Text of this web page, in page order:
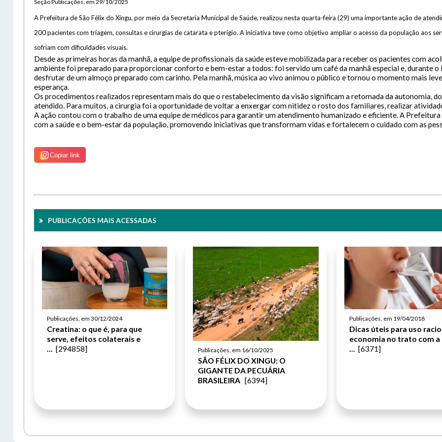
Seção Publicações, em 29/10/2025
A Prefeitura de São Félix do Xingu, por meio da Secretaria Municipal de Saúde, realizou nesta quarta-feira (29) uma importante ação de
200 pacientes com triagem, consultas e cirurgias de catarata e pterígio. A iniciativa teve como objetivo ampliar o acesso da população aos
sofriam com dificuldades visuais.
Desde as primeiras horas da manhã, a equipe de profissionais da saúde esteve mobilizada para receber os pacientes com
ambiente foi preparado para proporcionar conforto e bem-estar a todos: foi servido um café da manhã especial e, durante
desfrutar de um almoço preparado com carinho. Pela manhã, música ao vivo animou o público e tornou o momento mais
esperança.
Os procedimentos realizados representam mais do que o restabelecimento da visão significam a retomada da autonomia,
atendido. Para muitos, a cirurgia foi a oportunidade de voltar a enxergar com nitidez o rosto dos familiares, realizar
A ação contou com o trabalho de uma equipe de médicos para garantir um atendimento humanizado e eficiente. A
com a saúde e o bem-estar da população, promovendo iniciativas que transformam vidas e fortalecem o cuidado com as
Copiar link
PUBLICAÇÕES MAIS ACESSADAS
Publicações, em 30/12/2024
Creatina: o que é, para que
serve, efeitos colaterais e
... [294858] Publicações, em 16/10/2025
SÃO FÉLIX DO XINGU: O
GIGANTE DA PECUÁRIA
BRASILEIRA [6394]
Publicações, em 19/04/2018
Dicas úteis para uso
economia no trato com a
... [6371]
Letra A+ > Aumenta o tamanho da fonte.
Letra A- > Diminui o tamanho da fonte.
Para alterar a cor do layout de escuro para claro e vice versa clique no
Senha Senha
E-Mail: ouvidoria@sfxingu.pa.gov.br
Atendente/Ouvidor:
Lívia Leandra Ribeiro gomes
Expediente:
Das 8h às 12h e das 14h às 18h.
De segunda-feira a sexta-feira.
Enviar